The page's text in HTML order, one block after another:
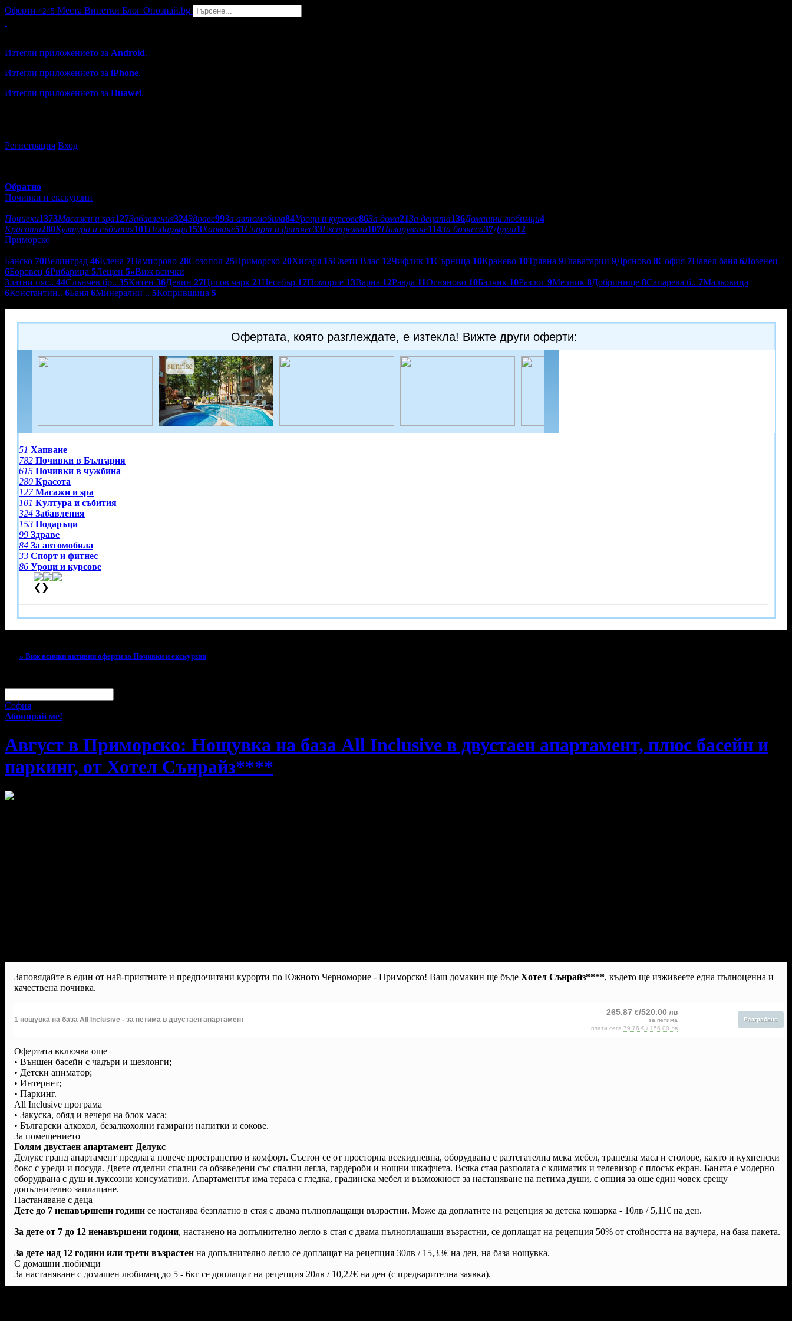
Оферти 4245 Места Винетки Блог Опознай.bg
Изтегли приложението за Android.
Изтегли приложението за iPhone.
Изтегли приложението за Huawei.
Регистрация Вход
Обратно
Почивки и екскурзии
Почивки1373Масажи и spa127Забавления324Здраве99За автомобила84Уроци и курсове86За дома21За децата136Домашни любимци4
Красота280Култура и събития101Подаръци153Хапване51Спорт и фитнес33Екстремни107Пазаруване114За бизнеса37Други12
Приморско
Банско 70Велинград 46Елена 7Пампорово 28Созопол 25Приморско 20Хисаря 15Свети Влас 12Чифлик 11Сърница 10Кранево 10Трявна 9Главатарци 9Дряново 8София 7Павел баня 6Лозенец
6Боровец 6Рибарица 5Лещен 5»Виж всички
Златни пяс.. 44Слънчев бр.. 35Китен 36Девин 27Цигов чарк 21Несебър 17Поморие 13Варна 12Равда 11Огняново 10Балчик 10Разлог 9Мелник 8Добринище 8Сапарева б.. 7Мальовица
6Константин.. 6Баня 6Минерални .. 5Копривщица 5
Офертата, която разглеждате, е изтекла! Вижте други оферти:
51 Хапване
782 Почивки в България
615 Почивки в чужбина
280 Красота
127 Масажи и spa
101 Култура и събития
324 Забавления
153 Подаръци
99 Здраве
84 За автомобила
33 Спорт и фитнес
86 Уроци и курсове
❮ ❯
» Виж всички активни оферти за Почивки и екскурзии
София
Абонирай ме!
Август в Приморско: Нощувка на база All Inclusive в двустаен апартамент, плюс басейн и
паркинг, от Хотел Сънрайз****
Заповядайте в един от най-приятните и предпочитани курорти по Южното Черноморие - Приморско! Ваш домакин ще бъде Хотел Сънрайз****, където ще изживеете една пълноценна и
качествена почивка.
1 нощувка на база All Inclusive - за петима в двустаен апартамент
265.87 €/520.00 лв
за петима
плати сега 79.76 € / 156.00 лв
Разграбено
Офертата включва още
• Външен басейн с чадъри и шезлонги;
• Детски аниматор;
• Интернет;
• Паркинг.
All Inclusive програма
• Закуска, обяд и вечеря на блок маса;
• Български алкохол, безалкохолни газирани напитки и сокове.
За помещението
Голям двустаен апартамент Делукс
Делукс гранд апартамент предлага повече пространство и комфорт. Състои се от просторна всекидневна, оборудвана с разтегателна мека мебел, трапезна маса и столове, както и кухненски
бокс с уреди и посуда. Двете отделни спални са обзаведени със спални легла, гардероби и нощни шкафчета. Всяка стая разполага с климатик и телевизор с плосък екран. Банята е модерно
оборудвана с душ и луксозни консумативи. Апартаментът има тераса с гледка, градинска мебел и възможност за настаняване на петима души, с опция за още един човек срещу
допълнително заплащане.
Настаняване с деца
Дете до 7 ненавършени години се настанява безплатно в стая с двама пълноплащащи възрастни. Може да доплатите на рецепция за детска кошарка - 10лв / 5,11€ на ден.
За дете от 7 до 12 ненавършени години, настанено на допълнително легло в стая с двама пълноплащащи възрастни, се доплащат на рецепция 50% от стойността на ваучера, на база пакета.
За дете над 12 години или трети възрастен на допълнително легло се доплащат на рецепция 30лв / 15,33€ на ден, на база нощувка.
С домашни любимци
За настаняване с домашен любимец до 5 - 6кг се доплащат на рецепция 20лв / 10,22€ на ден (с предварителна заявка).